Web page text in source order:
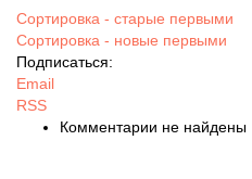
Сортировка - старые первыми
Сортировка - новые первыми
Подписаться:
Email
RSS
Комментарии не найдены